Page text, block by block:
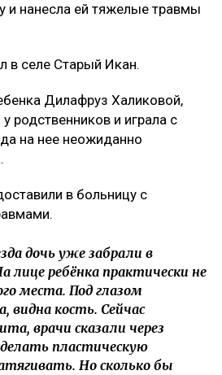
и нанесла ей тяжелые травмы
в селе Старый Икан.
Дилафруз Халиковой,
родственников и играла с
на нее неожиданно
в больницу с
дочь уже забрали в
лице ребёнка практически не
места. Под глазом
видна кость. Сейчас
врачи сказали через
пластическую
Но сколько бы